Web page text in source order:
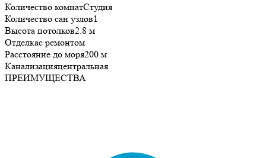
Количество комнатСтудия
Количество сан узлов1
Высота потолков2.8 м
Отделкас ремонтом
Расстояние до моря200 м
Канализацияцентральная
ПРЕИМУЩЕСТВА